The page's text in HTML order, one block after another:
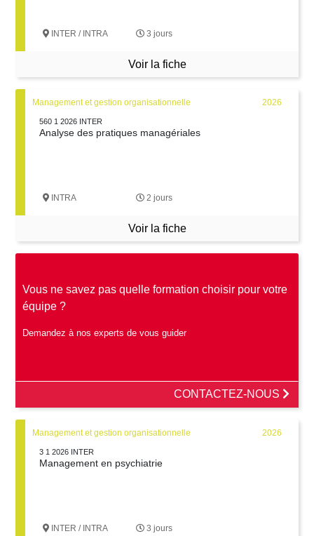
INTER / INTRA 3 jours
Voir la fiche
Management et gestion organisationnelle 2026
560 1 2026 INTER
Analyse des pratiques managériales
INTRA 2 jours
Voir la fiche
Vous ne savez pas quelle formation choisir pour votre
équipe ?
Demandez à nos experts de vous guider
CONTACTEZ-NOUS
Management et gestion organisationnelle 2026
3 1 2026 INTER
Management en psychiatrie
INTER / INTRA 3 jours